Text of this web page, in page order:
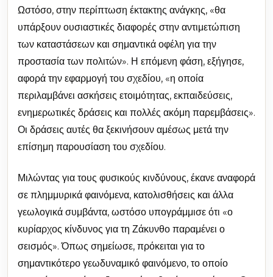
Ωστόσο, στην περίπτωση έκτακτης ανάγκης, «θα
υπάρξουν ουσιαστικές διαφορές στην αντιμετώπιση
των καταστάσεων και σημαντικά οφέλη για την
προστασία των πολιτών». Η επόμενη φάση, εξήγησε,
αφορά την εφαρμογή του σχεδίου, «η οποία
περιλαμβάνει ασκήσεις ετοιμότητας, εκπαιδεύσεις,
ενημερωτικές δράσεις και πολλές ακόμη παρεμβάσεις».
Οι δράσεις αυτές θα ξεκινήσουν αμέσως μετά την
επίσημη παρουσίαση του σχεδίου.
Μιλώντας για τους φυσικούς κινδύνους, έκανε αναφορά
σε πλημμυρικά φαινόμενα, κατολισθήσεις και άλλα
γεωλογικά συμβάντα, ωστόσο υπογράμμισε ότι «ο
κυρίαρχος κίνδυνος για τη Ζάκυνθο παραμένει ο
σεισμός». Όπως σημείωσε, πρόκειται για το
σημαντικότερο γεωδυναμικό φαινόμενο, το οποίο